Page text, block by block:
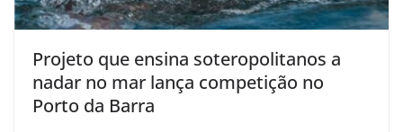
Projeto que ensina soteropolitanos a
nadar no mar lança competição no
Porto da Barra